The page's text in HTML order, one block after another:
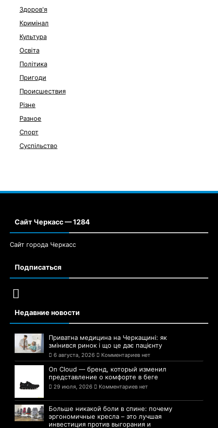
Здоров'я
Кримінал
Культура
Освіта
Політика
Пригоди
Происшествия
Різне
Разное
Спорт
Суспільство
Сайт Черкасс — 1284
Сайт города Черкасс
Подписаться
Недавние новости
Приватна медицина на Черкащині: як
змінився ринок і що це дає пацієнту
6 августа, 2026 Комментариев нет
On Cloud — бренд, который изменил
представление о комфорте в беге
29 июля, 2026 Комментариев нет
Больше никакой боли в спине: почему
эргономичные кресла – это лучшая
инвестиция против выгорания и